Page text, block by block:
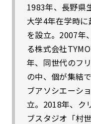
1983年、長野県
大学4年在学時
を設立。2007年
る株式会社
年、同世代のフ
の中、個が集結
ブアソシエーシ
立。2018年、ク
ブスタジオ「村